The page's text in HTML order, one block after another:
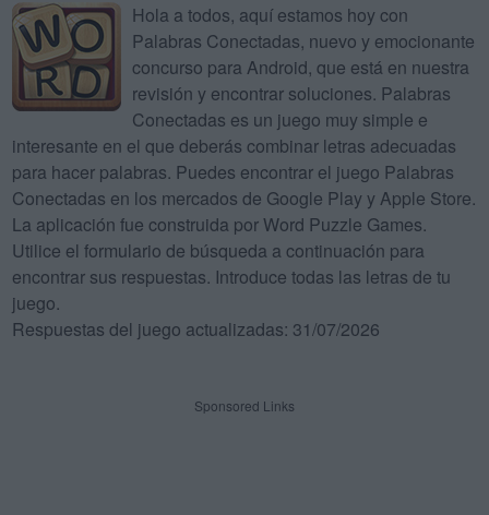
Hola a todos, aquí estamos hoy con
Palabras Conectadas, nuevo y emocionante
concurso para Android, que está en nuestra
revisión y encontrar soluciones. Palabras
Conectadas es un juego muy simple e
interesante en el que deberás combinar letras adecuadas
para hacer palabras. Puedes encontrar el juego Palabras
Conectadas en los mercados de Google Play y Apple Store.
La aplicación fue construida por Word Puzzle Games.
Utilice el formulario de búsqueda a continuación para
encontrar sus respuestas. Introduce todas las letras de tu
juego.
Respuestas del juego actualizadas: 31/07/2026
Sponsored Links